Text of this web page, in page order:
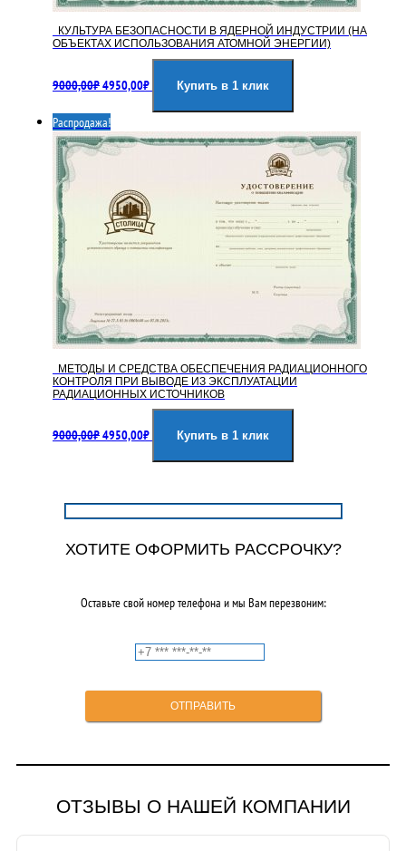
КУЛЬТУРА БЕЗОПАСНОСТИ В ЯДЕРНОЙ ИНДУСТРИИ (НА
ОБЪЕКТАХ ИСПОЛЬЗОВАНИЯ АТОМНОЙ ЭНЕРГИИ)
9000,00₽цена
9000,00₽.
4950,00₽цена:
Купить в 1 клик
Распродажа!
МЕТОДЫ И СРЕДСТВА ОБЕСПЕЧЕНИЯ РАДИАЦИОННОГО
КОНТРОЛЯ ПРИ ВЫВОДЕ ИЗ ЭКСПЛУАТАЦИИ
РАДИАЦИОННЫХ ИСТОЧНИКОВ
9000,00₽цена
4950,00₽цена:
Купить в 1 клик
ХОТИТЕ ОФОРМИТЬ РАССРОЧКУ?
Оставьте свой номер телефона и мы Вам перезвоним:
ОТЗЫВЫ О НАШЕЙ КОМПАНИИ